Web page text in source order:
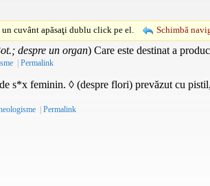
cuvânt apăsaţi dublu click pe el. Schimbă
despre un organ) Care este destinat a
| Permalink
de s*x feminin. ◊ (despre flori) prevăzut cu
| Permalink